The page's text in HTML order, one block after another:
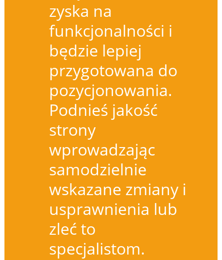
zyska na
funkcjonalności i
będzie lepiej
przygotowana do
pozycjonowania.
Podnieś jakość
strony
wprowadzając
samodzielnie
wskazane zmiany i
usprawnienia lub
zleć to
specjalistom.